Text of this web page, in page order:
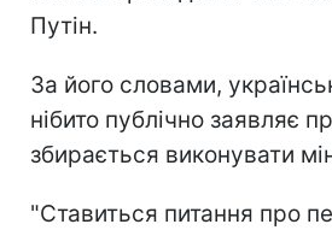
Путін.
За його словами,
нібито публічно заявляє
збирається виконувати
"Ставиться питання про